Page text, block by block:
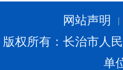
网站声明
版权所有：长治市人
单